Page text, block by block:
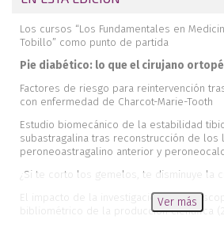
Los cursos “Los Fundamentales en
Tobillo” como punto de partida
Pie diabético: lo que el cirujano
Factores de riesgo para reintervención
con enfermedad de Charcot-Marie-Tooth
Estudio biomecánico de la estabilidad
subastragalina tras reconstrucción de los
peroneoastragalino anterior y
¿Si te corto los gemelos, te disminuye la
El impacto de la investigación en
bibliométrico de la producción científica
Ver más